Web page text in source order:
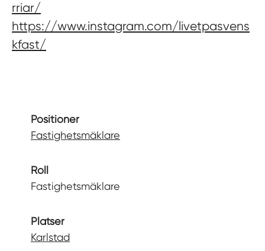
rriar/
https://www.instagram.com/livetpasvens
kfast/
Positioner
Fastighetsmäklare
Roll
Fastighetsmäklare
Platser
Karlstad